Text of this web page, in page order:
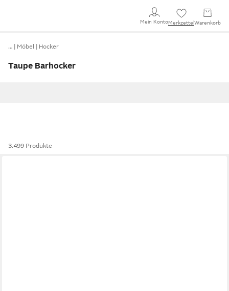
Mein KontoMerkzettel Warenkorb
… Möbel Hocker
Taupe Barhocker
3.499 Produkte